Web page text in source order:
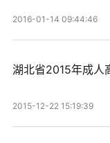
2016-01-14 09:44:46
湖北省2015年成人
2015-12-22 15:19:39